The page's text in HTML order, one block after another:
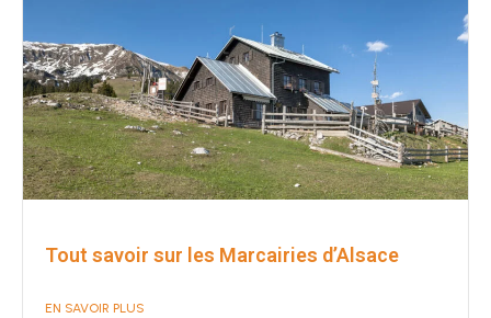
Tout savoir sur les Marcairies d’Alsace
EN SAVOIR PLUS